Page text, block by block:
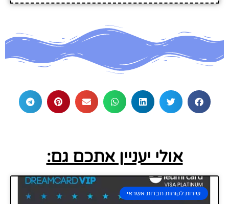
אולי יעניין אתכם גם:
שירות לקוחות חברות אשראי